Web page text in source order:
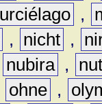
,
, nicht ,
nubira ,
ohne ,